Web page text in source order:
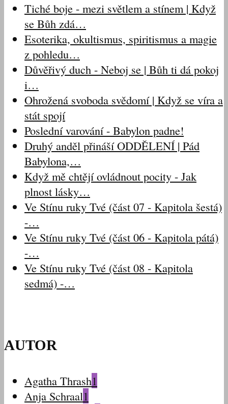
Tiché boje - mezi světlem a stínem | Když
se Bůh zdá…
Esoterika, okultismus, spiritismus a magie
z pohledu…
Důvěřivý duch - Neboj se | Bůh ti dá pokoj
i…
Ohrožená svoboda svědomí | Když se víra a
stát spojí
Poslední varování - Babylon padne!
Druhý anděl přináší ODDĚLENÍ | Pád
Babylona,…
Když mě chtějí ovládnout pocity - Jak
plnost lásky…
Ve Stínu ruky Tvé (část 07 - Kapitola šestá)
-…
Ve Stínu ruky Tvé (část 06 - Kapitola pátá)
-…
Ve Stínu ruky Tvé (část 08 - Kapitola
sedmá) -…
AUTOR
Agatha Thrash1
Anja Schraal1